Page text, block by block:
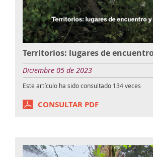
Territorios: lugares de
Diciembre 05 de 2023
Este artículo ha sido consultado 134veces
CONSULTAR PDF